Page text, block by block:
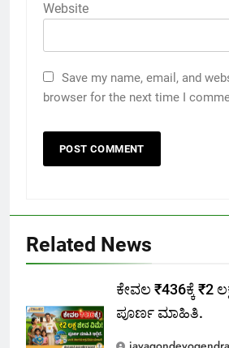
Website
Save my name, email, and
browser for the next time I
Related News
ಕೇವಲ ₹436ಕ್ಕೆ ₹2
ಪೂರ್ಣ ಮಾಹಿತಿ.